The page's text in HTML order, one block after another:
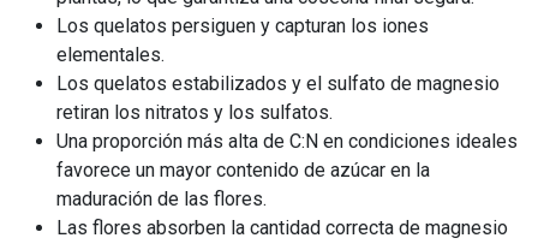
Los quelatos persiguen y capturan los iones
elementales.
Los quelatos estabilizados y el sulfato de magnesio
retiran los nitratos y los sulfatos.
Una proporción más alta de C:N en condiciones ideales
favorece un mayor contenido de azúcar en la
maduración de las flores.
Las flores absorben la cantidad correcta de magnesio